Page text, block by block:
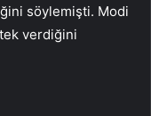
söylemişti. Modi
verdiğini